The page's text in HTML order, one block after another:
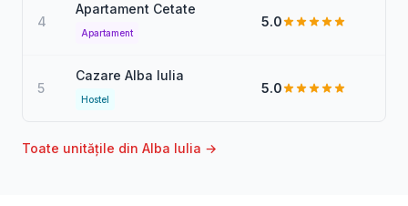
4
Apartament Cetate
Apartament
5.0
5
Cazare Alba Iulia
Hostel
5.0
Toate unitățile din Alba Iulia →